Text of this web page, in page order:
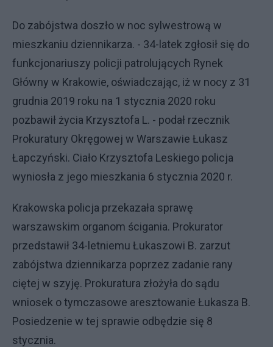
Do zabójstwa doszło w noc sylwestrową w
mieszkaniu dziennikarza. - 34-latek zgłosił się do
funkcjonariuszy policji patrolujących Rynek
Główny w Krakowie, oświadczając, iż w nocy z 31
grudnia 2019 roku na 1 stycznia 2020 roku
pozbawił życia Krzysztofa L. - podał rzecznik
Prokuratury Okręgowej w Warszawie Łukasz
Łapczyński. Ciało Krzysztofa Leskiego policja
wyniosła z jego mieszkania 6 stycznia 2020 r.
Krakowska policja przekazała sprawę
warszawskim organom ścigania. Prokurator
przedstawił 34-letniemu Łukaszowi B. zarzut
zabójstwa dziennikarza poprzez zadanie rany
ciętej w szyję. Prokuratura złożyła do sądu
wniosek o tymczasowe aresztowanie Łukasza B.
Posiedzenie w tej sprawie odbędzie się 8
stycznia.